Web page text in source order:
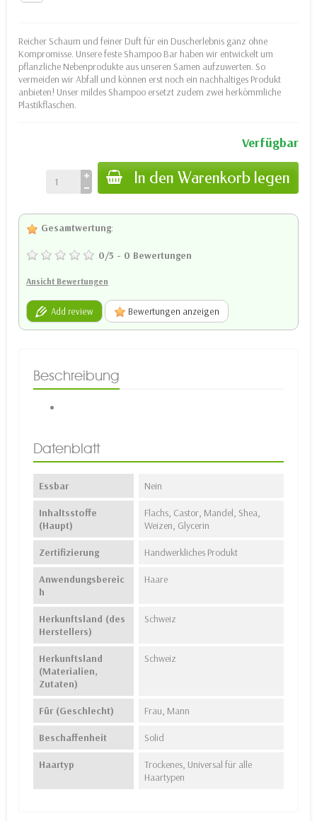
Reicher Schaum und feiner Duft für ein Duscherlebnis ganz ohne
Kompromisse. Unsere feste Shampoo Bar haben wir entwickelt um
pflanzliche Nebenprodukte aus unseren Samen aufzuwerten. So
vermeiden wir Abfall und können erst noch ein nachhaltiges Produkt
anbieten! Unser mildes Shampoo ersetzt zudem zwei herkömmliche
Plastikflaschen.
Verfügbar
In den Warenkorb legen
Gesamtwertung:
0/5 - 0 Bewertungen
Ansicht Bewertungen
Add review Bewertungen anzeigen
Beschreibung
Datenblatt
Essbar Nein
Inhaltsstoffe
(Haupt)
Flachs, Castor, Mandel, Shea,
Weizen, Glycerin
Zertifizierung Handwerkliches Produkt
Anwendungsbereic
h
Haare
Herkunftsland (des
Herstellers)
Schweiz
Herkunftsland
(Materialien,
Zutaten)
Schweiz
Für (Geschlecht) Frau, Mann
Beschaffenheit Solid
Haartyp
Trockenes, Universal für alle
Haartypen